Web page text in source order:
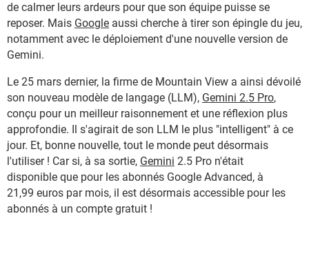
de calmer leurs ardeurs pour que son équipe puisse se
reposer. Mais Google aussi cherche à tirer son épingle du jeu,
notamment avec le déploiement d'une nouvelle version de
Gemini.
Le 25 mars dernier, la firme de Mountain View a ainsi dévoilé
son nouveau modèle de langage (LLM), Gemini 2.5 Pro,
conçu pour un meilleur raisonnement et une réflexion plus
approfondie. Il s'agirait de son LLM le plus "intelligent" à ce
jour. Et, bonne nouvelle, tout le monde peut désormais
l'utiliser ! Car si, à sa sortie, Gemini 2.5 Pro n'était
disponible que pour les abonnés Google Advanced, à
21,99 euros par mois, il est désormais accessible pour les
abonnés à un compte gratuit !